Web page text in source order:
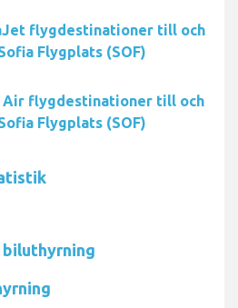
flygdestinationer till och
Flygplats (SOF)
Air flygdestinationer till och
Flygplats (SOF)
biluthyrning